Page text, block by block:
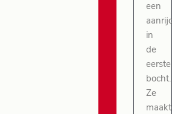
een
in
de
eerste
bocht.
Ze